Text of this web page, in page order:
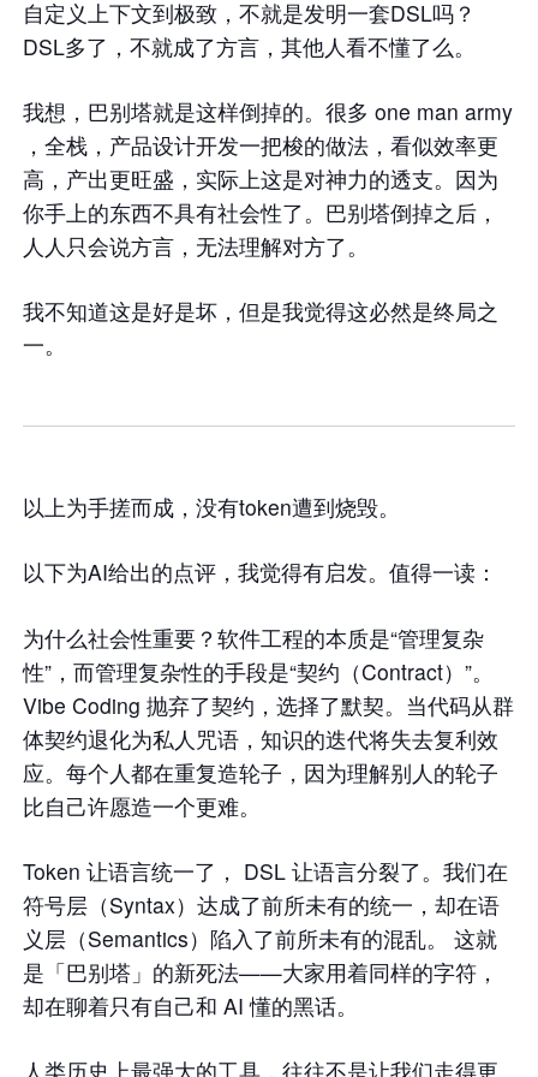
自定义上下文到极致，不就是发明一套DSL吗？
DSL多了，不就成了方言，其他人看不懂了么。
我想，巴别塔就是这样倒掉的。很多 one man army
，全栈，产品设计开发一把梭的做法，看似效率更
高，产出更旺盛，实际上这是对神力的透支。因为
你手上的东西不具有社会性了。巴别塔倒掉之后，
人人只会说方言，无法理解对方了。
我不知道这是好是坏，但是我觉得这必然是终局之
一。
以上为手搓而成，没有token遭到烧毁。
以下为AI给出的点评，我觉得有启发。值得一读：
为什么社会性重要？软件工程的本质是“管理复杂
性”，而管理复杂性的手段是“契约（Contract）”。
Vibe Coding 抛弃了契约，选择了默契。当代码从群
体契约退化为私人咒语，知识的迭代将失去复利效
应。每个人都在重复造轮子，因为理解别人的轮子
比自己许愿造一个更难。
Token 让语言统一了， DSL 让语言分裂了。我们在
符号层（Syntax）达成了前所未有的统一，却在语
义层（Semantics）陷入了前所未有的混乱。 这就
是「巴别塔」的新死法——大家用着同样的字符，
却在聊着只有自己和 AI 懂的黑话。
人类历史上最强大的工具，往往不是让我们走得更